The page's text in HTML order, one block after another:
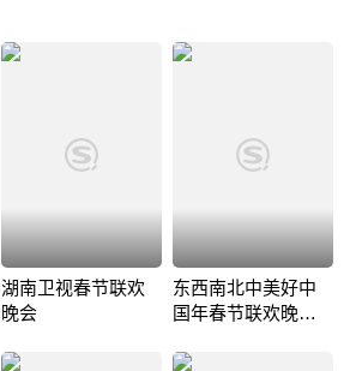
湖南卫视春节联欢
晚会
东西南北中美好中
国年春节联欢晚会